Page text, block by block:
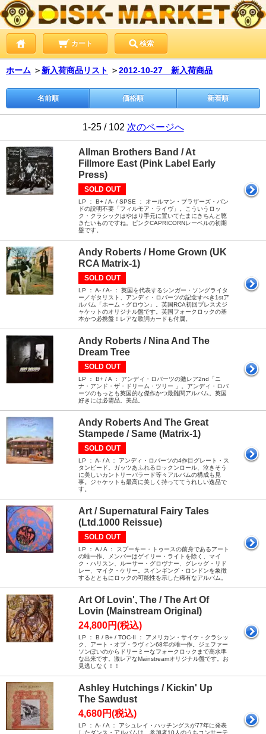
カート 検索
ホーム ＞ 新入荷商品リスト ＞2012-10-27 新入荷商品
名前順 価格順 新着順
1-25 / 102 次のページへ
Allman Brothers Band / At
Fillmore East (Pink Label Early
Press)
SOLD OUT
LP ： B+ / A- / SPSE ： オールマン・ブラザーズ・バン
ドの説明不要「フィルモア・ライヴ」。こういうロッ
ク・クラシックはやはり手元に置いてたまにきちんと聴
きたいものですね。ピンクCAPRICORNレーベルの初期
盤です。
Andy Roberts / Home Grown (UK
RCA Matrix-1)
SOLD OUT
LP ： A- / A- ： 英国を代表するシンガー・ソングライタ
ー／ギタリスト、アンディ・ロバーツの記念すべき1stア
ルバム「ホーム・グロウン」。英国RCA初回プレス犬ジ
ャケットのオリジナル盤です。英国フォークロックの基
本かつ必携盤！レアな歌詞カードも付属。
Andy Roberts / Nina And The
Dream Tree
SOLD OUT
LP ： B+ / A ： アンディ・ロバーツの激レア2nd「ニ
ナ・アンド・ザ・ドリーム・ツリー 」。アンディ・ロバ
ーツのもっとも英国的な傑作かつ最難関アルバム。英国
好きには必需品。美品。
Andy Roberts And The Great
Stampede / Same (Matrix-1)
SOLD OUT
LP ： A- / A ： アンディ・ロバーツの4作目グレート・ス
タンピード。ガッツあふれるロックンロール、泣きそう
に美しいカントリーバラード等々アルバムの構成も見
事。ジャケットも最高に美しく持っててうれしい逸品で
す。
Art / Supernatural Fairy Tales
(Ltd.1000 Reissue)
SOLD OUT
LP ： A / A ： スプーキー・トゥースの前身であるアート
の唯一作、メンバーはゲイリー・ライトを除く、マイ
ク・ハリスン、ルーサー・グロヴナー、グレッグ・リド
レー、マイク・ケリー。スインギング・ロンドンを象徴
するとともにロックの可能性を示した稀有なアルバム。
Art Of Lovin', The / The Art Of
Lovin (Mainstream Original)
24,800円(税込)
LP ： B / B+ / TOC-II ： アメリカン・サイケ・クラシッ
ク、アート・オブ・ラヴィン68年の唯一作。ジェファー
ソンぽいのからドリーミーなフォークロックまで高水準
な出来です。激レアなMainstreamオリジナル盤です。お
見逃しなく！！
Ashley Hutchings / Kickin' Up
The Sawdust
4,680円(税込)
LP ： A- / A ： アシュレイ・ハッチングスが77年に発表
したダンス・アルバムは、参加者10人のうちコンサーテ